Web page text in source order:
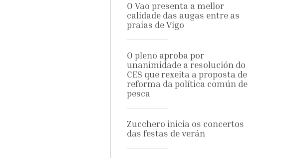
O Vao presenta a mellor
calidade das augas entre as
praias de Vigo
O pleno aproba por
unanimidade a resolución do
CES que rexeita a proposta de
reforma da política común de
pesca
Zucchero inicia os concertos
das festas de verán